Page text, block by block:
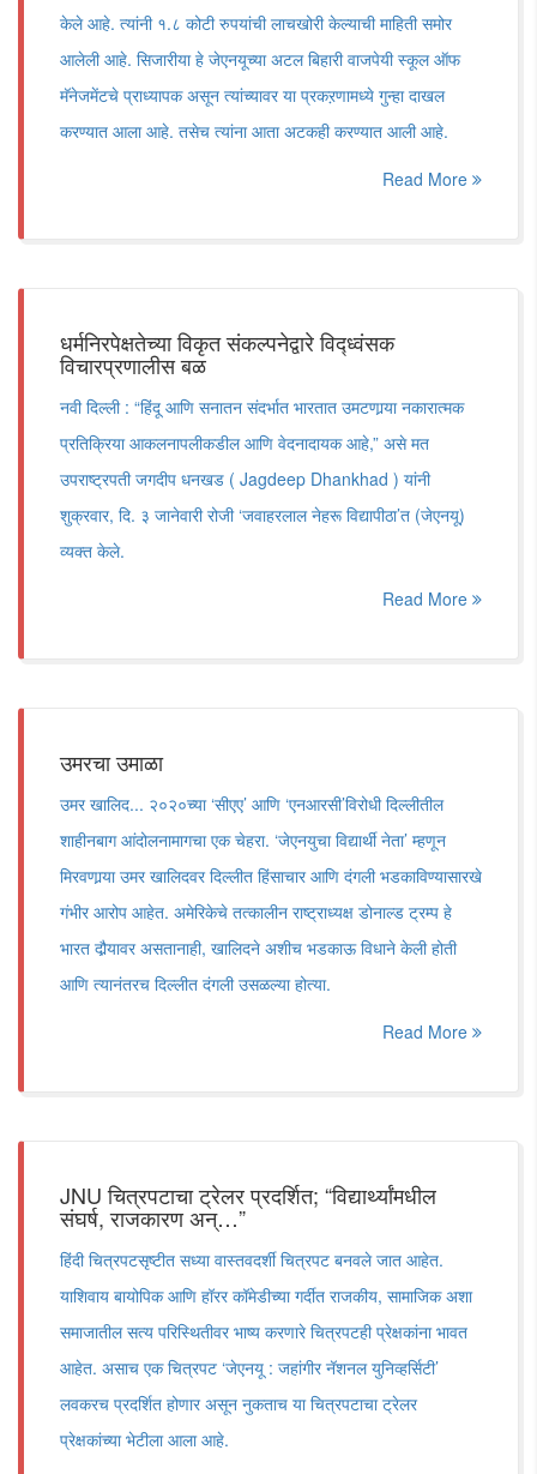
केले आहे. त्यांनी १.८ कोटी रुपयांची लाचखोरी केल्याची माहिती समोर
आलेली आहे. सिजारीया हे जेएनयूच्या अटल बिहारी वाजपेयी स्कूल ऑफ
मॅनेजमेंटचे प्राध्यापक असून त्यांच्यावर या प्रकऱणामध्ये गुन्हा दाखल
करण्यात आला आहे. तसेच त्यांना आता अटकही करण्यात आली आहे.
Read More
धर्मनिरपेक्षतेच्या विकृत संकल्पनेद्वारे विद्ध्वंसक
विचारप्रणालीस बळ
नवी दिल्ली : “हिंदू आणि सनातन संदर्भात भारतात उमटणार्‍या नकारात्मक
प्रतिक्रिया आकलनापलीकडील आणि वेदनादायक आहे,” असे मत
उपराष्ट्रपती जगदीप धनखड ( Jagdeep Dhankhad ) यांनी
शुक्रवार, दि. ३ जानेवारी रोजी ‘जवाहरलाल नेहरू विद्यापीठा’त (जेएनयू)
व्यक्त केले.
Read More
उमरचा उमाळा
उमर खालिद... २०२०च्या ‘सीएए’ आणि ‘एनआरसी’विरोधी दिल्लीतील
शाहीनबाग आंदोलनामागचा एक चेहरा. ‘जेएनयुचा विद्यार्थी नेता’ म्हणून
मिरवणार्‍या उमर खालिदवर दिल्लीत हिंसाचार आणि दंगली भडकाविण्यासारखे
गंभीर आरोप आहेत. अमेरिकेचे तत्कालीन राष्ट्राध्यक्ष डोनाल्ड ट्रम्प हे
भारत दौर्‍यावर असतानाही, खालिदने अशीच भडकाऊ विधाने केली होती
आणि त्यानंतरच दिल्लीत दंगली उसळल्या होत्या.
Read More
JNU चित्रपटाचा ट्रेलर प्रदर्शित; “विद्यार्थ्यांमधील
संघर्ष, राजकारण अन्…”
हिंदी चित्रपटसृष्टीत सध्या वास्तवदर्शी चित्रपट बनवले जात आहेत.
याशिवाय बायोपिक आणि हॉरर कॉमेडीच्या गर्दीत राजकीय, सामाजिक अशा
समाजातील सत्य परिस्थितीवर भाष्य करणारे चित्रपटही प्रेक्षकांना भावत
आहेत. असाच एक चित्रपट ‘जेएनयू : जहांगीर नॅशनल युनिव्हर्सिटी’
लवकरच प्रदर्शित होणार असून नुकताच या चित्रपटाचा ट्रेलर
प्रेक्षकांच्या भेटीला आला आहे.